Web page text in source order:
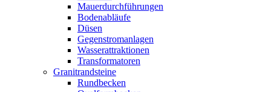
Mauerdurchführungen
Bodenabläufe
Düsen
Gegenstromanlagen
Wasserattraktionen
Transformatoren
Granitrandsteine
Rundbecken